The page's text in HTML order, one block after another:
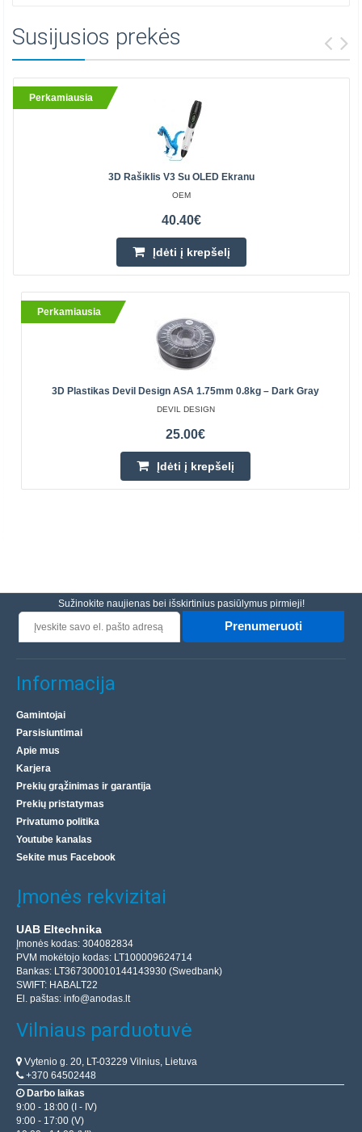
Susijusios prekės
Perkamiausia
3D Rašiklis V3 Su OLED Ekranu
OEM
40.40€
Įdėti į krepšelį
Perkamiausia
3D Plastikas Devil Design ASA 1.75mm 0.8kg – Dark Gray
DEVIL DESIGN
25.00€
Įdėti į krepšelį
Sužinokite naujienas bei išskirtinius pasiūlymus pirmieji!
Prenumeruoti
Informacija
Gamintojai
Parsisiuntimai
Apie mus
Karjera
Prekių grąžinimas ir garantija
Prekių pristatymas
Privatumo politika
Youtube kanalas
Sekite mus Facebook
Įmonės rekvizitai
UAB Eltechnika
Įmonės kodas: 304082834
PVM mokėtojo kodas: LT100009624714
Bankas: LT367300010144143930 (Swedbank)
SWIFT: HABALT22
El. paštas: info@anodas.lt
Vilniaus parduotuvė
Vytenio g. 20, LT-03229 Vilnius, Lietuva
+370 64502448
Darbo laikas
9:00 - 18:00 (I - IV)
9:00 - 17:00 (V)